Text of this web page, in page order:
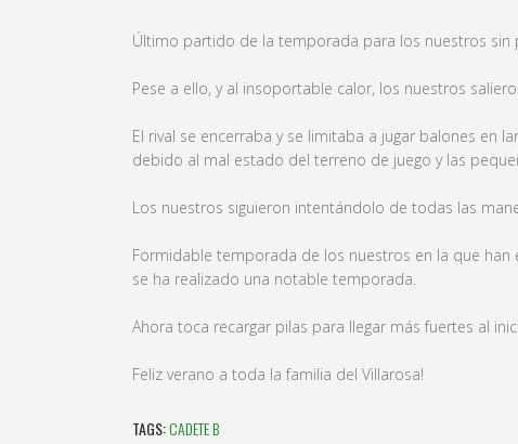
Último partido de la temporada para los nuestros
Pese a ello, y al insoportable calor, los nuestros
El rival se encerraba y se limitaba a jugar balones en
debido al mal estado del terreno de juego y las
Los nuestros siguieron intentándolo de todas las
Formidable temporada de los nuestros en la que
se ha realizado una notable temporada.
Ahora toca recargar pilas para llegar más fuertes al
Feliz verano a toda la familia del Villarosa!
TAGS:CADETE B